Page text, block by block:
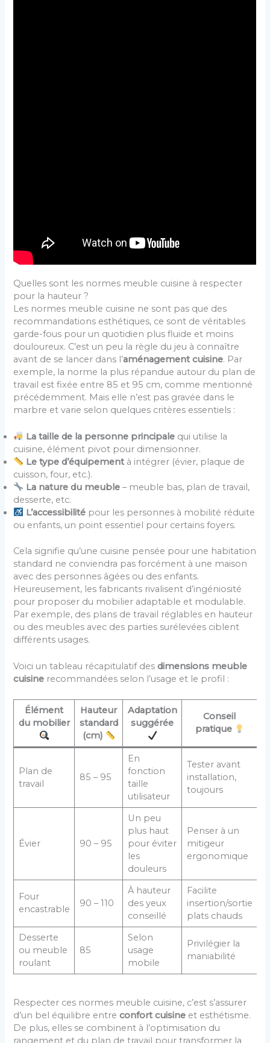
Quelles sont les normes meuble cuisine à respecter
pour la hauteur ?
Les normes meuble cuisine ne sont pas que des
recommandations esthétiques, ce sont de véritables
garde-fous pour un quotidien plus fluide et moins
douloureux. C’est un peu la règle du jeu à connaître
avant de se lancer dans l’aménagement cuisine. Par
exemple, la norme la plus répandue autour du plan de
travail est fixée entre 85 et 95 cm, comme mentionné
précédemment. Mais elle n’est pas gravée dans le
marbre et varie selon quelques critères essentiels :
La taille de la personne principale qui utilise la
cuisine, élément pivot pour dimensionner.
Le type d’équipementà intégrer (évier, plaque de
cuisson, four, etc.).
La nature du meuble – meuble bas, plan de travail,
desserte, etc.
L’accessibilité pour les personnes à mobilité réduite
ou enfants, un point essentiel pour certains foyers.
Cela signifie qu’une cuisine pensée pour une habitation
standard ne conviendra pas forcément à une maison
avec des personnes âgées ou des enfants.
Heureusement, les fabricants rivalisent d’ingéniosité
pour proposer du mobilier adaptable et modulable.
Par exemple, des plans de travail réglables en hauteur
ou des meubles avec des parties surélevées ciblent
différents usages.
Voici un tableau récapitulatif desdimensions meuble
cuisine recommandées selon l’usage et le profil :
Élément
du mobilier
Hauteur
standard
(cm)
Adaptation
suggérée
Conseil
pratique
Plan de
travail
85 – 95
En
fonction
taille
utilisateur
Tester avant
installation,
toujours
Évier 90 – 95
Un peu
plus haut
pour éviter
les
douleurs
Penser à un
mitigeur
ergonomique
Four
encastrable
90 – 110
À hauteur
des yeux
conseillé
Facilite
insertion/sortie
plats chauds
Desserte
ou meuble
roulant
85
Selon
usage
mobile
Privilégier la
maniabilité
Respecter ces normes meuble cuisine, c’est s’assurer
d’un bel équilibre entreconfort cuisine et esthétisme.
De plus, elles se combinent à l’optimisation du
rangement et du plan de travail pour transformer la